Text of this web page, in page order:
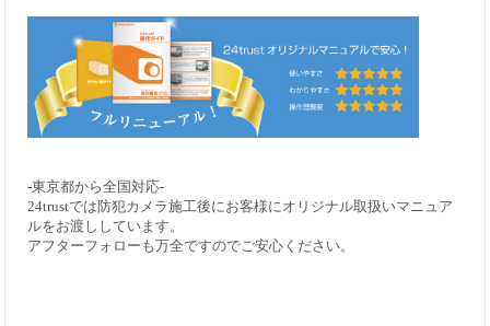
-東京都から全国対応-
24trustでは防犯カメラ施工後にお客様にオリジナル取扱いマニュア
ルをお渡ししています。
アフターフォローも万全ですのでご安心ください。